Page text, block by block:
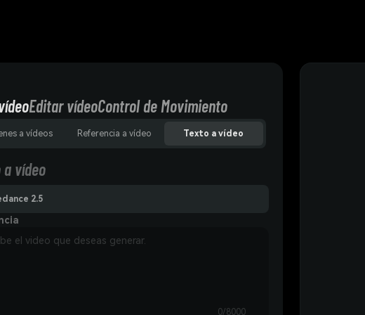
Editar vídeoControl de Movimiento
a vídeos Referencia a vídeo Texto a vídeo
a vídeo
2.5
0/8000